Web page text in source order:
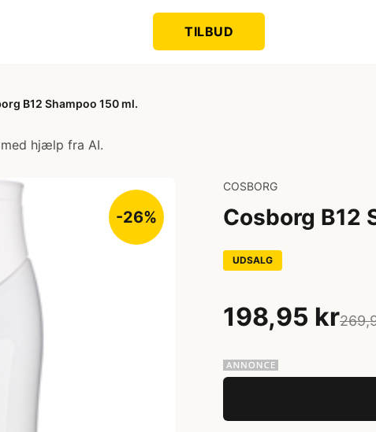
TILBUD
B12 Shampoo 150 ml.
hjælp fra AI.
-26%
COSBORG
Cosborg B12
UDSALG
198,95 kr